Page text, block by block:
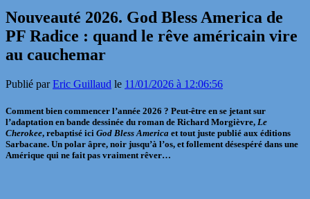
Nouveauté 2026. God Bless America de
PF Radice : quand le rêve américain vire
au cauchemar
Publié parEric Guillaud le 11/01/2026 à 12:06:56
Comment bien commencer l’année 2026 ? Peut-être en se jetant sur
l’adaptation en bande dessinée du roman de Richard Morgièvre, Le
Cherokee, rebaptisé ici God Bless America et tout juste publié aux éditions
Sarbacane. Un polar âpre, noir jusqu’à l’os, et follement désespéré dans une
Amérique qui ne fait pas vraiment rêver…